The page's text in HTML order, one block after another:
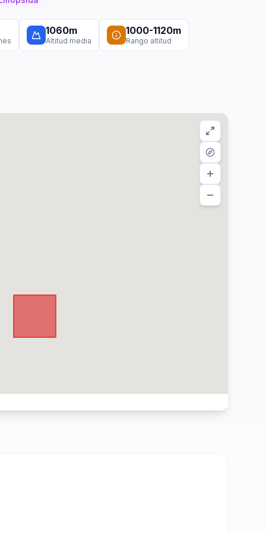
1060m
Altitud media
1000-1120m
Rango altitud